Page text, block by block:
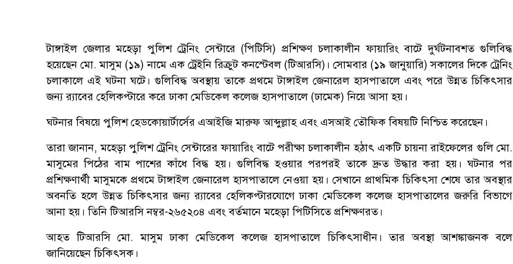
টাঙ্গাইল জেলার মহেড়া পুলিশ ট্রেনিং সেন্টারে (পিটিসি) প্রশিক্ষণ চলাকালীন ফায়ারিং বাটে দুর্ঘটনাবশত গুলিবিদ্ধ
হয়েছেন মো. মাসুম (১৯) নামে এক ট্রেইনি রিক্রুট কনস্টেবল (টিআরসি)। সোমবার (১৯ জানুয়ারি) সকালের দিকে ট্রেনিং
চলাকালে এই ঘটনা ঘটে। গুলিবিদ্ধ অবস্থায় তাকে প্রথমে টাঙ্গাইল জেনারেল হাসপাতালে এবং পরে উন্নত চিকিৎসার
জন্য র‍্যাবের হেলিকপ্টারে করে ঢাকা মেডিকেল কলেজ হাসপাতালে (ঢামেক) নিয়ে আসা হয়।
ঘটনার বিষয়ে পুলিশ হেডকোয়ার্টার্সের এআইজি মারুফ আব্দুল্লাহ এবং এসআই তৌফিক বিষয়টি নিশ্চিত করেছেন।
তারা জানান, মহেড়া পুলিশ ট্রেনিং সেন্টারের ফায়ারিং বাটে পরীক্ষা চলাকালীন হঠাৎ একটি চায়না রাইফেলের গুলি মো.
মাসুমের পিঠের বাম পাশের কাঁধে বিদ্ধ হয়। গুলিবিদ্ধ হওয়ার পরপরই তাকে দ্রুত উদ্ধার করা হয়। ঘটনার পর
প্রশিক্ষণার্থী মাসুমকে প্রথমে টাঙ্গাইল জেনারেল হাসপাতালে নেওয়া হয়। সেখানে প্রাথমিক চিকিৎসা শেষে তার অবস্থার
অবনতি হলে উন্নত চিকিৎসার জন্য র‍্যাবের হেলিকপ্টারযোগে ঢাকা মেডিকেল কলেজ হাসপাতালের জরুরি বিভাগে
আনা হয়। তিনি টিআরসি নম্বর-২৬৫২০৪ এবং বর্তমানে মহেড়া পিটিসিতে প্রশিক্ষণরত।
আহত টিআরসি মো. মাসুম ঢাকা মেডিকেল কলেজ হাসপাতালে চিকিৎসাধীন। তার অবস্থা আশঙ্কাজনক বলে
জানিয়েছেন চিকিৎসক।